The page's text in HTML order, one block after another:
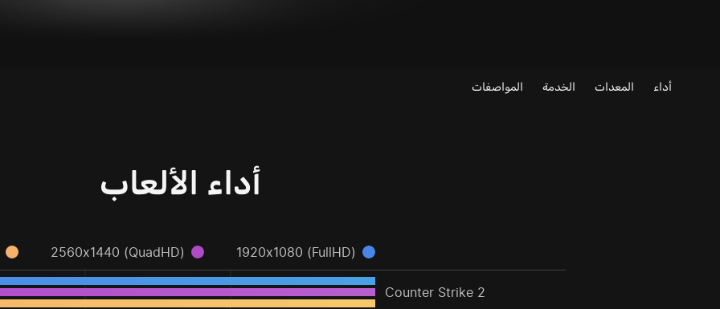
أداء المعدات الخدمة المواصفات
أداء الألعاب
1920x1080 (FullHD)
2560x1440 (QuadHD)
Counter Strike 2